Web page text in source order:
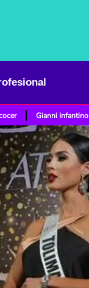
Gianni Infantino